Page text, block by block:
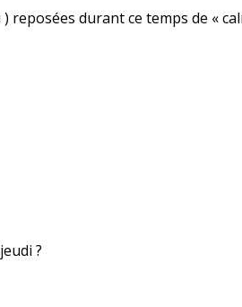
reposées durant ce temps de «
?